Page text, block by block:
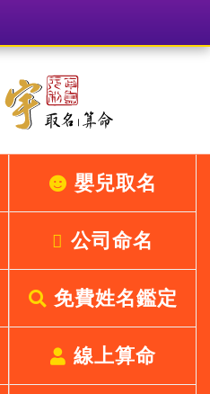
嬰兒取名
公司命名
免費姓名鑑定
線上算命